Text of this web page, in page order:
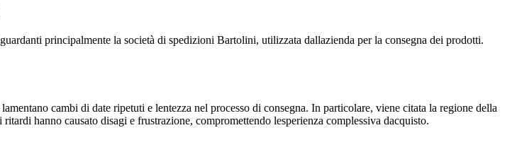
principalmente la società di spedizioni Bartolini, utilizzata dallazienda per la consegna dei prodotti.
cambi di date ripetuti e lentezza nel processo di consegna. In particolare, viene citata la regione della
hanno causato disagi e frustrazione, compromettendo lesperienza complessiva dacquisto.